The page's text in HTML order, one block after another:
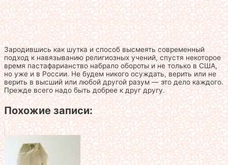
Зародившись как шутка и способ высмеять современный
подход к навязыванию религиозных учений, спустя некоторое
время пастафарианство набрало обороты и не только в США,
но уже и в России. Не будем никого осуждать, верить или не
верить в высший или любой другой разум — это дело каждого.
Прежде всего надо быть добрее к друг другу.
Похожие записи: